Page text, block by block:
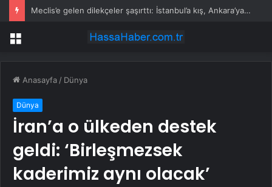
Meclis’e gelen dilekçeler şaşırttı: İstanbul’a kış, Ankara’ya yaz başkenti önerisi
Menü
Anasayfa / Dünya
Dünya
İran’a o ülkeden destek
geldi: ‘Birleşmezsek
kaderimiz aynı olacak’